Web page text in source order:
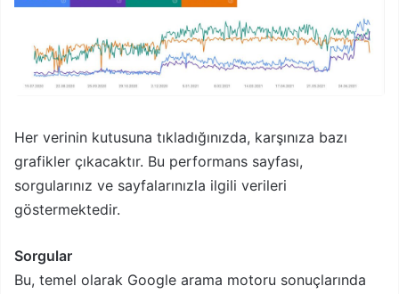
Her verinin kutusuna tıkladığınızda, karşınıza bazı
grafikler çıkacaktır. Bu performans sayfası,
sorgularınız ve sayfalarınızla ilgili verileri
göstermektedir.
Sorgular
Bu, temel olarak Google arama motoru sonuçlarında